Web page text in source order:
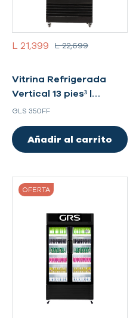
L 21,399 L 22,699
Vitrina Refrigerada
Vertical 13 pies³ |
Modelo GLS 350FF
GLS 350FF
Añadir al carrito
OFERTA